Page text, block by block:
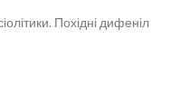
Похідні дифеніл